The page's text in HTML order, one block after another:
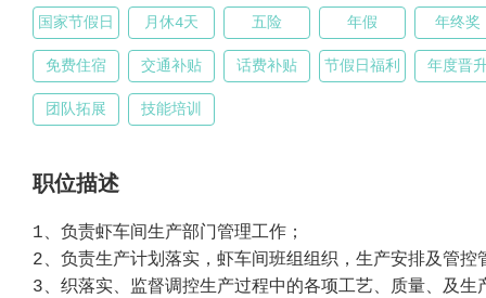
国家节假日 月休4天 五险 年假 年终奖
免费住宿 交通补贴 话费补贴 节假日福利 年度晋
团队拓展 技能培训
职位描述
1、负责虾车间生产部门管理工作；
2、负责生产计划落实，虾车间班组组织，生产安排及管控
3、织落实、监督调控生产过程中的各项工艺、质量、及生